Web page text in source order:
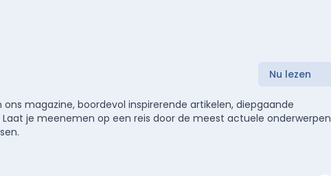
Nu lezen
magazine, boordevol inspirerende artikelen, diepgaande
je meenemen op een reis door de meest actuele onderwerpen